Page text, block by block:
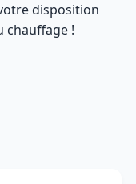
disposition
chauffage !